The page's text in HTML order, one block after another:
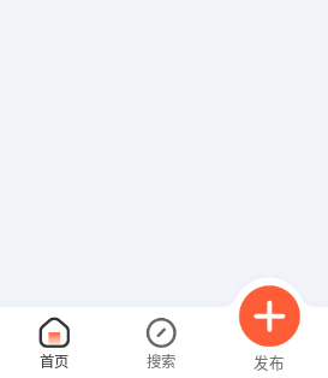
首页 搜索 发布